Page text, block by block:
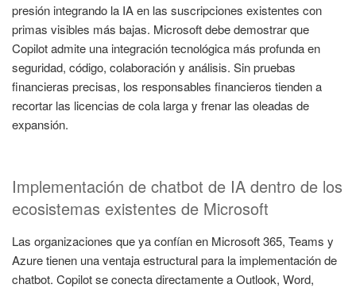
presión integrando la IA en las suscripciones existentes con
primas visibles más bajas. Microsoft debe demostrar que
Copilot admite una integración tecnológica más profunda en
seguridad, código, colaboración y análisis. Sin pruebas
financieras precisas, los responsables financieros tienden a
recortar las licencias de cola larga y frenar las oleadas de
expansión.
Implementación de chatbot de IA dentro de los
ecosistemas existentes de Microsoft
Las organizaciones que ya confían en Microsoft 365, Teams y
Azure tienen una ventaja estructural para la implementación de
chatbot. Copilot se conecta directamente a Outlook, Word,